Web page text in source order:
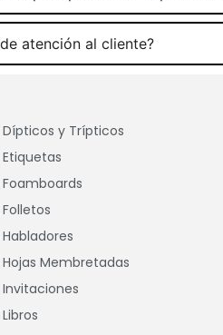
atención al cliente?
Dípticos y Trípticos
Etiquetas
Foamboards
Folletos
Habladores
Hojas Membretadas
Invitaciones
Libros